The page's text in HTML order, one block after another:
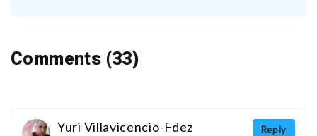
Comments (33)
Reply
Yuri Villavicencio-Fdez